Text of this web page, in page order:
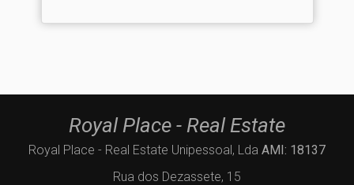
Royal Place - Real Estate
Royal Place - Real Estate Unipessoal, Lda AMI: 18137
Rua dos Dezassete, 15